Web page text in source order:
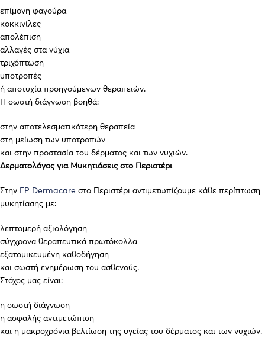
επίμονη φαγούρα
κοκκινίλες
απολέπιση
αλλαγές στα νύχια
τριχόπτωση
υποτροπές
ή αποτυχία προηγούμενων θεραπειών.
Η σωστή διάγνωση βοηθά:
στην αποτελεσματικότερη θεραπεία
στη μείωση των υποτροπών
και στην προστασία του δέρματος και των νυχιών.
Δερματολόγος για Μυκητιάσεις στο Περιστέρι
Στην EP Dermacare στο Περιστέρι αντιμετωπίζουμε κάθε περίπτωση
μυκητίασης με:
λεπτομερή αξιολόγηση
σύγχρονα θεραπευτικά πρωτόκολλα
εξατομικευμένη καθοδήγηση
και σωστή ενημέρωση του ασθενούς.
Στόχος μας είναι:
η σωστή διάγνωση
η ασφαλής αντιμετώπιση
και η μακροχρόνια βελτίωση της υγείας του δέρματος και των νυχιών.